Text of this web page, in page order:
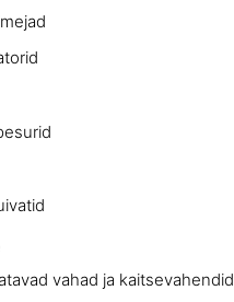
vahad ja kaitsevahendid